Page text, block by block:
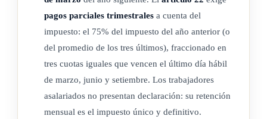
que realmente se utilice en la actividad. No serán
susceptibles de afectación parcial los elementos
patrimoniales indivisibles, sin perjuicio de lo dispuesto en
el literal d) del numeral 3 de este artículo para vehículos.
3. No se consideran afectos:
pagos parciales trimestrales a cuenta del
impuesto: el 75% del impuesto del año anterior (o
del promedio de los tres últimos), fraccionado en
tres cuotas iguales que vencen el último día hábil
de marzo, junio y setiembre. Los trabajadores
asalariados no presentan declaración: su retención
mensual es el impuesto único y definitivo.